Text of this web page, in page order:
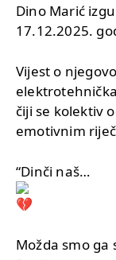
Dino Marić
17.12.2025.
Vijest o
elektrotehnička
čiji se kolektiv
emotivnim
“Dinči naš…
Možda smo ga